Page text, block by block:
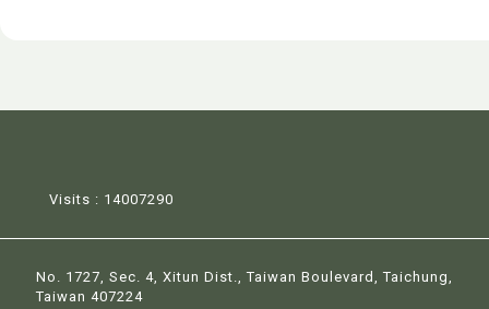
Visits : 14007290
No. 1727, Sec. 4, Xitun Dist., Taiwan Boulevard, Taichung,
Taiwan 407224